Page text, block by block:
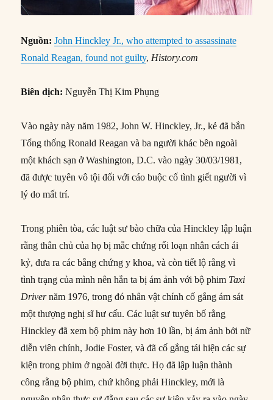
Nguồn:John Hinckley Jr., who attempted to assassinate
Ronald Reagan, found not guilty, History.com
Biên dịch:Nguyễn Thị Kim Phụng
Vào ngày này năm 1982, John W. Hinckley, Jr., kẻ đã bắn
Tổng thống Ronald Reagan và ba người khác bên ngoài
một khách sạn ở Washington, D.C. vào ngày 30/03/1981,
đã được tuyên vô tội đối với cáo buộc cố tình giết người vì
lý do mất trí.
Trong phiên tòa, các luật sư bào chữa của Hinckley lập luận
rằng thân chủ của họ bị mắc chứng rối loạn nhân cách ái
kỷ, đưa ra các bằng chứng y khoa, và còn tiết lộ rằng vì
tình trạng của mình nên hắn ta bị ám ảnh với bộ phim Taxi
Drivernăm 1976, trong đó nhân vật chính cố gắng ám sát
một thượng nghị sĩ hư cấu. Các luật sư tuyên bố rằng
Hinckley đã xem bộ phim này hơn 10 lần, bị ám ảnh bởi nữ
diễn viên chính, Jodie Foster, và đã cố gắng tái hiện các sự
kiện trong phim ở ngoài đời thực. Họ đã lập luận thành
công rằng bộ phim, chứ không phải Hinckley, mới là